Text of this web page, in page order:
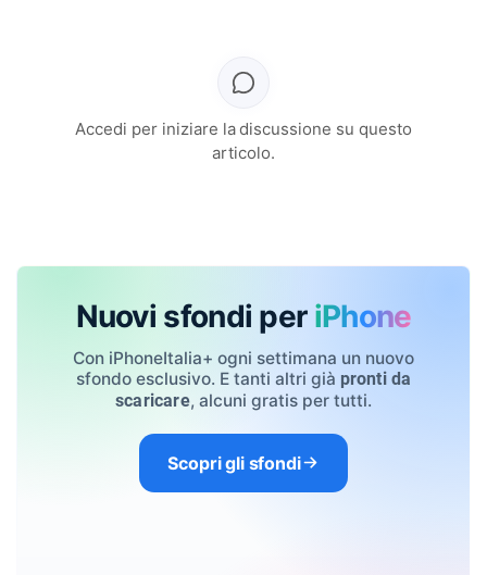
Accedi per iniziare la discussione su questo
articolo.
Nuovi sfondi per iPhone
Con iPhoneItalia+ ogni settimana un nuovo
sfondo esclusivo. E tanti altri già pronti da
scaricare, alcuni gratis per tutti.
Scopri gli sfondi